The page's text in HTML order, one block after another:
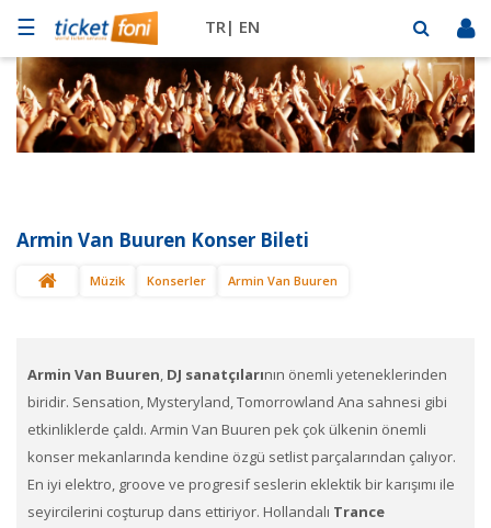
☰ TR| EN
Futbol
Basketbol
Mekanlar
Diğer
SAT
Armin Van Buuren Konser Bileti
Müzik Konserler Armin Van Buuren
Armin Van Buuren, DJ sanatçılarının önemli yeteneklerinden
biridir. Sensation, Mysteryland, Tomorrowland Ana sahnesi gibi
etkinliklerde çaldı. Armin Van Buuren pek çok ülkenin önemli
konser mekanlarında kendine özgü setlist parçalarından çalıyor.
En iyi elektro, groove ve progresif seslerin eklektik bir karışımı ile
seyircilerini coşturup dans ettiriyor. Hollandalı Trance